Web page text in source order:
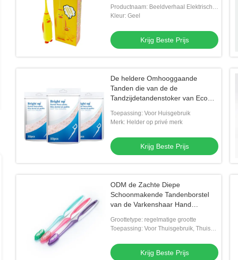
Elektrische Tandenborstel IPX7B
Productnaam: Beeldverhaal Elektrische
Tandenborstel
Kleur: Geel
Krijg Beste Prijs
De heldere Omhooggaande
Tanden die van de de
Tandzijdetandenstoker van Eco
schoonmaken pasten Etiket aan
Toepassing: Voor Huisgebruik
Merk: Helder op privé merk
Krijg Beste Prijs
ODM de Zachte Diepe
Schoonmakende Tandenborstel
van de Varkenshaar Hand
Groottetype: regelmatige grootte
Toepassing: Voor Thuisgebruik, Thuis
Krijg Beste Prijs